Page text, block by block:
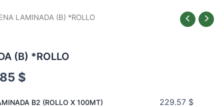
LAMINADA (B) *ROLLO
(B) *ROLLO
$
B2 (ROLLO X 100MT) 229.57 $